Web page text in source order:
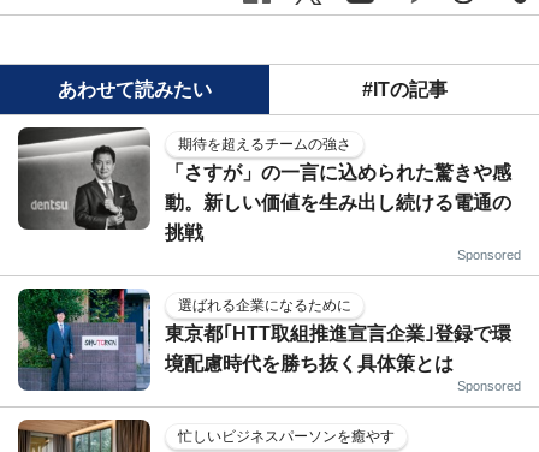
あわせて読みたい #ITの記事
期待を超えるチームの強さ
「さすが」の一言に込められた驚きや感
動。新しい価値を生み出し続ける電通の
挑戦
Sponsored
選ばれる企業になるために
東京都｢HTT取組推進宣言企業｣登録で環
境配慮時代を勝ち抜く具体策とは
Sponsored
忙しいビジネスパーソンを癒やす